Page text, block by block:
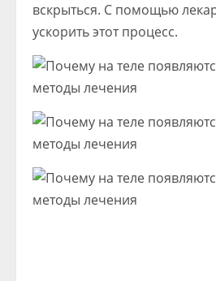
вскрыться. С помощью
ускорить этот процесс.